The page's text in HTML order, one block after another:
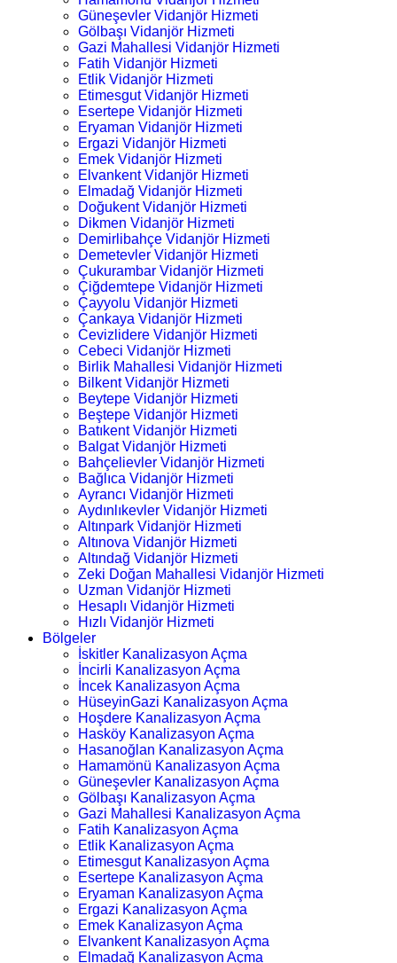
Güneşevler Vidanjör Hizmeti
Gölbaşı Vidanjör Hizmeti
Gazi Mahallesi Vidanjör Hizmeti
Fatih Vidanjör Hizmeti
Etlik Vidanjör Hizmeti
Etimesgut Vidanjör Hizmeti
Esertepe Vidanjör Hizmeti
Eryaman Vidanjör Hizmeti
Ergazi Vidanjör Hizmeti
Emek Vidanjör Hizmeti
Elvankent Vidanjör Hizmeti
Elmadağ Vidanjör Hizmeti
Doğukent Vidanjör Hizmeti
Dikmen Vidanjör Hizmeti
Demirlibahçe Vidanjör Hizmeti
Demetevler Vidanjör Hizmeti
Çukurambar Vidanjör Hizmeti
Çiğdemtepe Vidanjör Hizmeti
Çayyolu Vidanjör Hizmeti
Çankaya Vidanjör Hizmeti
Cevizlidere Vidanjör Hizmeti
Cebeci Vidanjör Hizmeti
Birlik Mahallesi Vidanjör Hizmeti
Bilkent Vidanjör Hizmeti
Beytepe Vidanjör Hizmeti
Beştepe Vidanjör Hizmeti
Batıkent Vidanjör Hizmeti
Balgat Vidanjör Hizmeti
Bahçelievler Vidanjör Hizmeti
Bağlıca Vidanjör Hizmeti
Ayrancı Vidanjör Hizmeti
Aydınlıkevler Vidanjör Hizmeti
Altınpark Vidanjör Hizmeti
Altınova Vidanjör Hizmeti
Altındağ Vidanjör Hizmeti
Zeki Doğan Mahallesi Vidanjör Hizmeti
Uzman Vidanjör Hizmeti
Hesaplı Vidanjör Hizmeti
Hızlı Vidanjör Hizmeti
Bölgeler
İskitler Kanalizasyon Açma
İncirli Kanalizasyon Açma
İncek Kanalizasyon Açma
HüseyinGazi Kanalizasyon Açma
Hoşdere Kanalizasyon Açma
Hasköy Kanalizasyon Açma
Hasanoğlan Kanalizasyon Açma
Hamamönü Kanalizasyon Açma
Güneşevler Kanalizasyon Açma
Gölbaşı Kanalizasyon Açma
Gazi Mahallesi Kanalizasyon Açma
Fatih Kanalizasyon Açma
Etlik Kanalizasyon Açma
Etimesgut Kanalizasyon Açma
Esertepe Kanalizasyon Açma
Eryaman Kanalizasyon Açma
Ergazi Kanalizasyon Açma
Emek Kanalizasyon Açma
Elvankent Kanalizasyon Açma
Elmadağ Kanalizasyon Açma